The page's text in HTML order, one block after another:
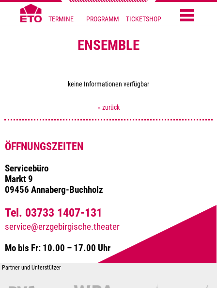
TERMINE PROGRAMM TICKETSHOP
ENSEMBLE
keine Informationen verfügbar
» zurück
ÖFFNUNGSZEITEN
Servicebüro
Markt 9
09456 Annaberg-Buchholz
Tel. 03733 1407-131
service@erzgebirgische.theater
Mo bis Fr: 10.00 – 17.00 Uhr
Partner und Unterstützer